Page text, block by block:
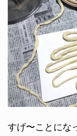
すげ〜ことにな